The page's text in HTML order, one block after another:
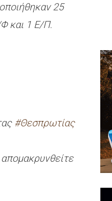
25
και 1 Ε/Π.
#Θεσπρωτίας